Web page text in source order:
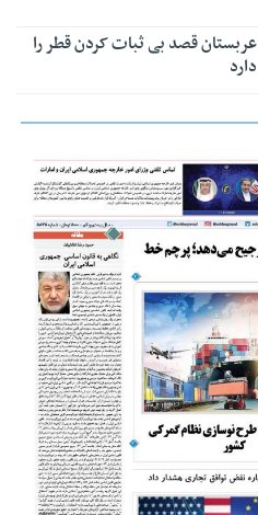
عربستان قصد بی ثبات کردن قطر را
دارد